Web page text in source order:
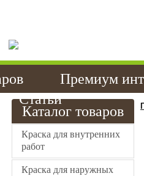
Премиум
Статьи
Каталог товаров
Краска для внутренних
работ
Краска для наружных